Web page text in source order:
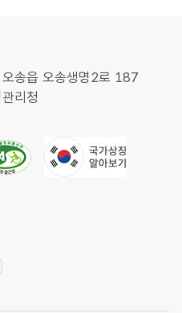
송읍 오송생명2로 187
리청